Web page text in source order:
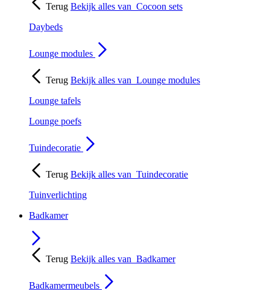
Terug Bekijk alles van Cocoon sets
Daybeds
Lounge modules
Terug Bekijk alles van Lounge modules
Lounge tafels
Lounge poefs
Tuindecoratie
Terug Bekijk alles van Tuindecoratie
Tuinverlichting
Badkamer
Terug Bekijk alles van Badkamer
Badkamermeubels